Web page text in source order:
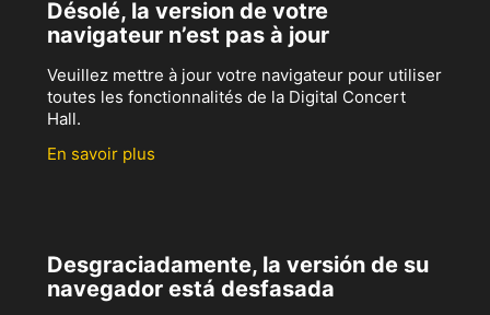
Désolé, la version de votre
navigateur n’est pas à jour
Veuillez mettre à jour votre navigateur pour utiliser
toutes les fonctionnalités de la Digital Concert
Hall.
En savoir plus
Desgraciadamente, la versión de su
navegador está desfasada